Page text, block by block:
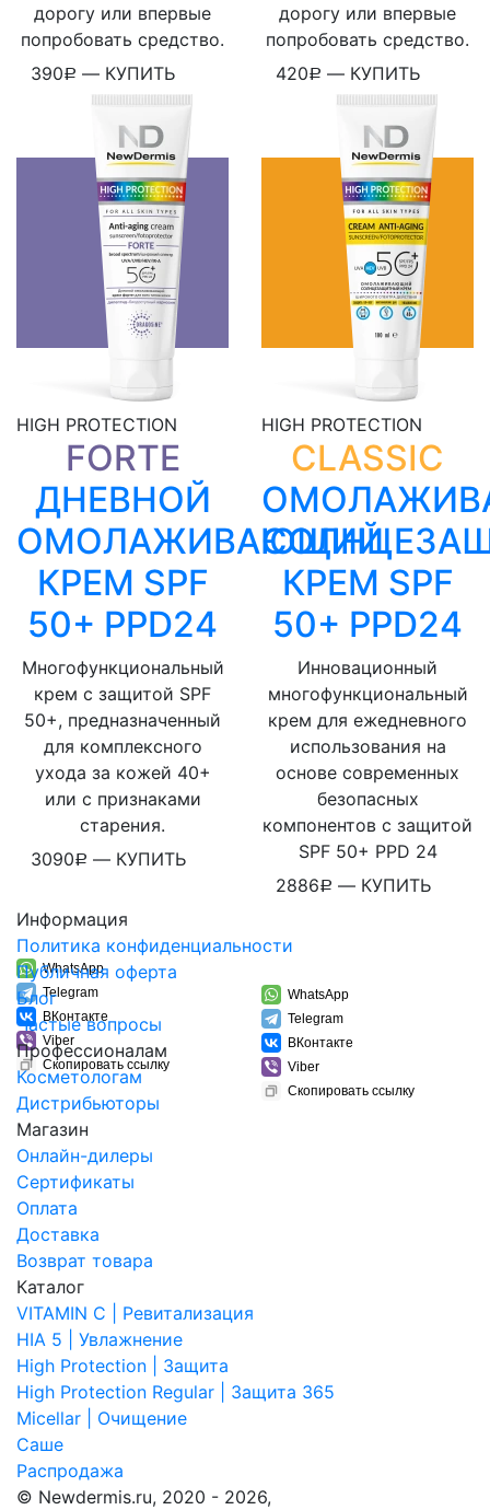
дорогу или впервые
попробовать средство.
390Р — КУПИТЬ
WhatsApp
ВКонтакте
Скопировать ссылку
дорогу или впервые
попробовать средство.
420Р — КУПИТЬ
WhatsApp
ВКонтакте
Скопировать ссылку
HIGH PROTECTION
FORTE
ДНЕВНОЙ
ОМОЛАЖИВАЮЩИЙ
КРЕМ SPF
50+ PPD24
Многофункциональный
крем с защитой SPF
50+, предназначенный
для комплексного
ухода за кожей 40+
или с признаками
старения.
3090Р — КУПИТЬ
WhatsApp
Telegram
ВКонтакте
Viber
Скопировать ссылку
HIGH PROTECTION
CLASSIC
КРЕМ SPF
50+ PPD24
Инновационный
многофункциональный
крем для ежедневного
использования на
основе современных
безопасных
компонентов с защитой
SPF 50+ PPD 24
2886Р — КУПИТЬ
WhatsApp
Telegram
ВКонтакте
Viber
Скопировать ссылку
Каталог
VITAMIN C | Ревитализация
HIA 5 | Увлажнение
High Protection | Защита
High Protection Regular | Защита 365
Micellar | Очищение
Саше
Распродажа
Магазин
Онлайн-дилеры
Сертификаты
Оплата
Доставка
Возврат товара
Профессионалам
Косметологам
Дистрибьюторы
Информация
Политика конфиденциальности
Публичная оферта
Блог
Частые вопросы
© Newdermis.ru, 2020 - 2026,